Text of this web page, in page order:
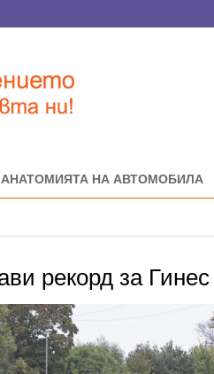
АНАТОМИЯТА НА АВТОМОБИЛА
рекорд за Гинес